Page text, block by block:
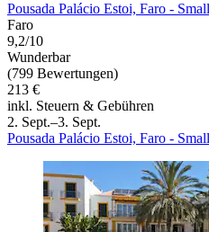
Pousada Palácio Estoi, Faro -
Faro
9,2/10
Wunderbar
(799 Bewertungen)
213 €
inkl. Steuern & Gebühren
2. Sept.–3. Sept.
Pousada Palácio Estoi, Faro -